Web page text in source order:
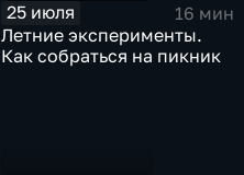
25 июля
16 мин
Летние эксперименты.
Как собраться на пикник